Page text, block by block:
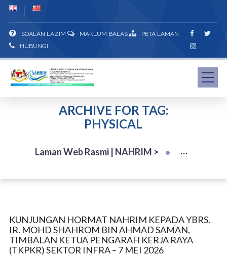
SOALAN LAZIM MAKLUM BALAS
PETA LAMAN
HUBUNGI
ARCHIVE FOR TAG:
PHYSICAL
Laman Web Rasmi | NAHRIM >
KUNJUNGAN HORMAT NAHRIM KEPADA YBRS.
IR. MOHD SHAHROM BIN AHMAD SAMAN,
TIMBALAN KETUA PENGARAH KERJA RAYA
(TKPKR) SEKTOR INFRA – 7 MEI 2026